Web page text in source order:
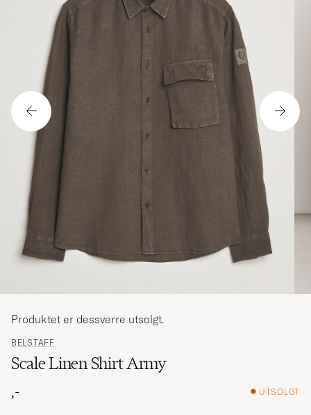
BELSTAFF
Scale Linen Shirt Army
,-
UTSOLGT
Produktet er dessverre utsolgt.